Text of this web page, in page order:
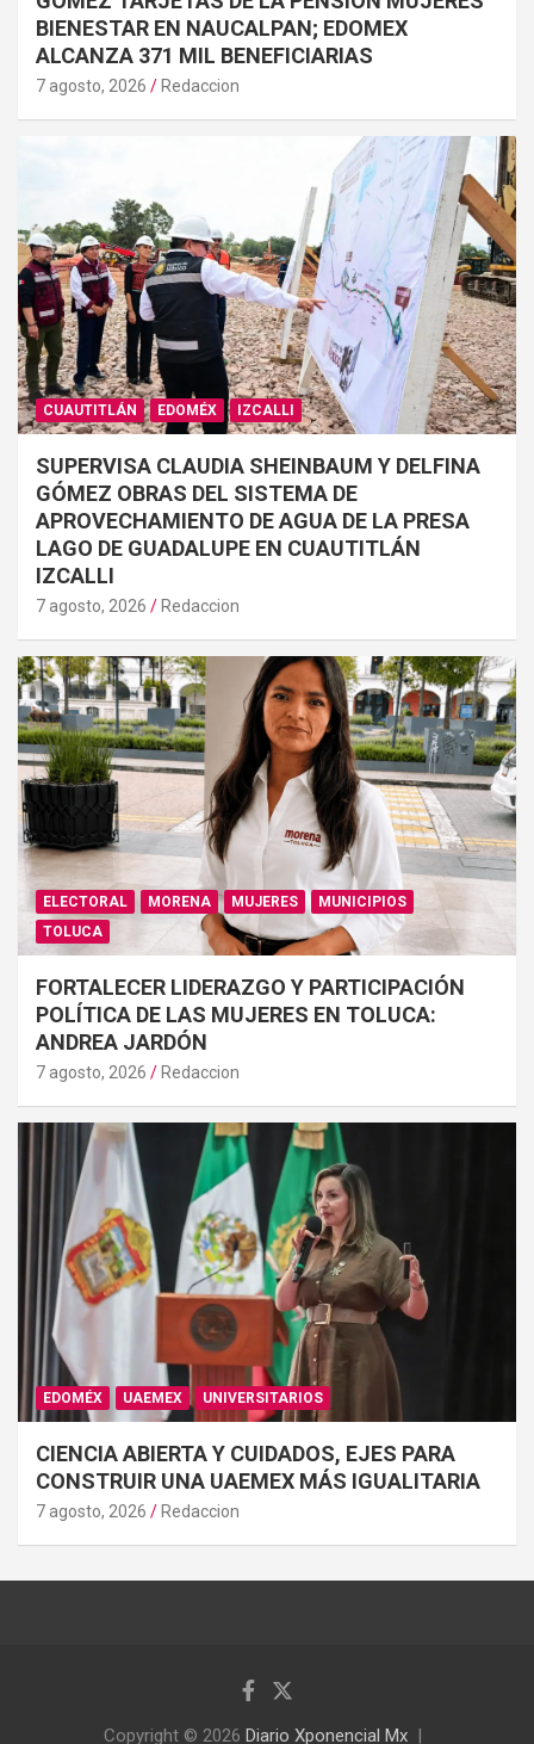
BIENESTAR EN NAUCALPAN; EDOMEX
ALCANZA 371 MIL BENEFICIARIAS
7 agosto, 2026 Redaccion
CUAUTITLÁN EDOMÉX IZCALLI
SUPERVISA CLAUDIA SHEINBAUM Y DELFINA
GÓMEZ OBRAS DEL SISTEMA DE
APROVECHAMIENTO DE AGUA DE LA PRESA
LAGO DE GUADALUPE EN CUAUTITLÁN
IZCALLI
7 agosto, 2026 Redaccion
ELECTORAL MORENA MUJERES
MUNICIPIOS
TOLUCA
FORTALECER LIDERAZGO Y PARTICIPACIÓN
POLÍTICA DE LAS MUJERES EN TOLUCA:
ANDREA JARDÓN
7 agosto, 2026 Redaccion
EDOMÉX UAEMEX UNIVERSITARIOS
CIENCIA ABIERTA Y CUIDADOS, EJES PARA
CONSTRUIR UNA UAEMEX MÁS IGUALITARIA
7 agosto, 2026 Redaccion
Copyright © 2026 Diario Xponencial Mx